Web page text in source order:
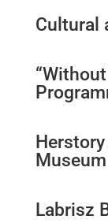
Cultural
Museum
Labrisz